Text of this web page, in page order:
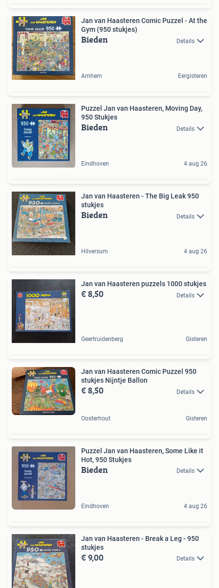
Jan van Haasteren Comic Puzzel - At the
Gym (950 stukjes)
Bieden Details
Arnhem Eergisteren
Puzzel Jan van Haasteren, Moving Day,
950 Stukjes
Bieden Details
Eindhoven 4 aug 26
Jan van Haasteren - The Big Leak 950
stukjes
Bieden Details
Hilversum 4 aug 26
Jan van Haasteren puzzels 1000 stukjes
€ 8,50 Details
Geertruidenberg Gisteren
Jan van Haasteren Comic Puzzel 950
stukjes Nijntje Ballon
€ 8,50 Details
Oosterhout Gisteren
Puzzel Jan van Haasteren, Some Like it
Hot, 950 Stukjes
Bieden Details
Eindhoven 4 aug 26
Jan van Haasteren - Break a Leg - 950
stukjes
€ 9,00 Details